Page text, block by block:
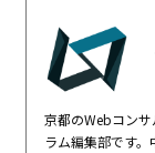
京都のWebコンサ
ラム編集部です